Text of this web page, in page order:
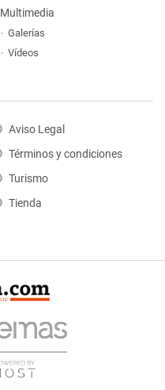
Multimedia
Galerías
Vídeos
Aviso Legal
Términos y condiciones
Turismo
Tienda